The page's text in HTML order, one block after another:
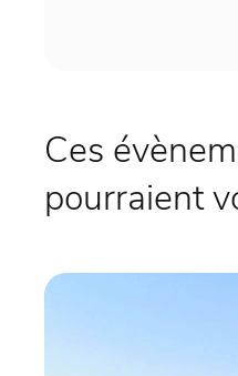
Ces
pourraient